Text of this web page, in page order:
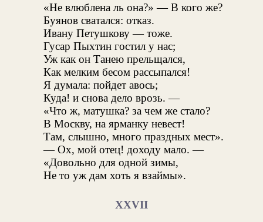
«Не влюблена ль она?» — В кого же?
Буянов сватался: отказ.
Ивану Петушкову — тоже.
Гусар Пыхтин гостил у нас;
Уж как он Танею прельщался,
Как мелким бесом рассыпался!
Я думала: пойдет авось;
Куда! и снова дело врозь. —
«Что ж, матушка? за чем же стало?
В Москву, на ярманку невест!
Там, слышно, много праздных мест».
— Ох, мой отец! доходу мало. —
«Довольно для одной зимы,
Не то уж дам хоть я взаймы».
XXVII